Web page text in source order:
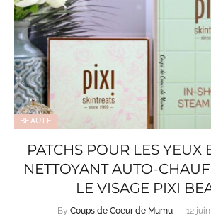
BEAUTÉ
PATCHS POUR LES YEUX
NETTOYANT AUTO-
LE VISAGE PIXI
By Coups de Coeur de Mumu 12